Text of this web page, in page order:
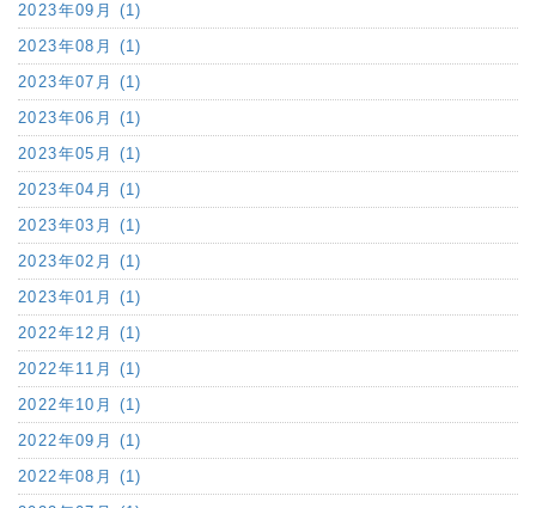
2023年09月 (1)
2023年08月 (1)
2023年07月 (1)
2023年06月 (1)
2023年05月 (1)
2023年04月 (1)
2023年03月 (1)
2023年02月 (1)
2023年01月 (1)
2022年12月 (1)
2022年11月 (1)
2022年10月 (1)
2022年09月 (1)
2022年08月 (1)